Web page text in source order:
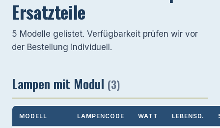
Ersatzteile
5 Modelle gelistet. Verfügbarkeit prüfen wir vor
der Bestellung individuell.
Lampen mit Modul (3)
MODELL LAMPENCODE WATT LEBENSD.